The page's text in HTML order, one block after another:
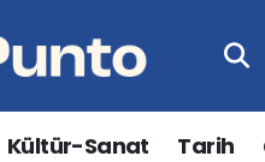
Kültür-Sanat Tarih